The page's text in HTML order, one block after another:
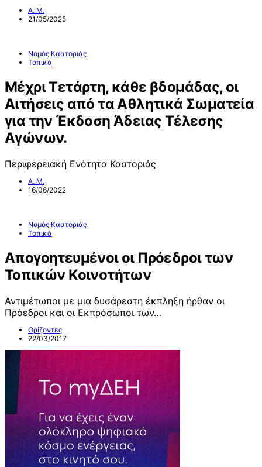
Α. Μ.
21/05/2025
Νομός Καστοριάς
Τοπικά
Μέχρι Τετάρτη, κάθε βδομάδας, οι
Αιτήσεις από τα Αθλητικά Σωματεία
για την Έκδοση Άδειας Τέλεσης
Αγώνων.
Περιφερειακή Ενότητα Καστοριάς
Α. Μ.
16/06/2022
Νομός Καστοριάς
Τοπικά
Απογοητευμένοι οι Πρόεδροι των
Τοπικών Κοινοτήτων
Αντιμέτωποι με μια δυσάρεστη έκπληξη ήρθαν οι
Πρόεδροι και οι Εκπρόσωποι των…
Ορίζοντες
22/03/2017